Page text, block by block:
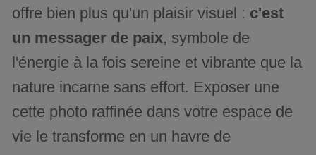
offre bien plus qu'un plaisir visuel : c'est
un messager de paix, symbole de
l'énergie à la fois sereine et vibrante que la
nature incarne sans effort. Exposer une
cette photo raffinée dans votre espace de
vie le transforme en un havre de